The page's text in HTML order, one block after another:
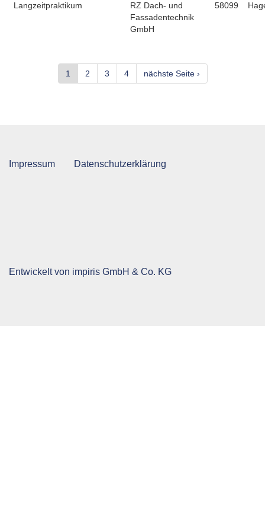
Langzeitpraktikum
RZ Dach- und
Fassadentechnik
GmbH
58099
1 2 3 4 nächste Seite ›
Impressum Datenschutzerklärung
Entwickelt von impiris GmbH & Co. KG